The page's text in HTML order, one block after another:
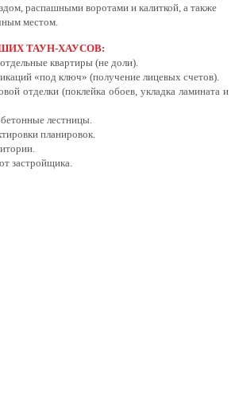
распашными воротами и калиткой, а также
местом.
ТАУН-ХАУСОВ:
квартиры (не доли).
«под ключ» (получение лицевых счетов).
отделки (поклейка обоев, укладка ламината и
лестницы.
планировок.
застройщика.